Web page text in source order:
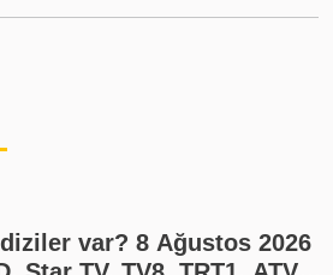
var? 8 Ağustos 2026